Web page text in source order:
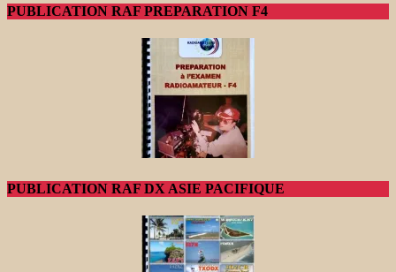
PUBLICATION RAF PREPARATION F4
PUBLICATION RAF DX ASIE PACIFIQUE